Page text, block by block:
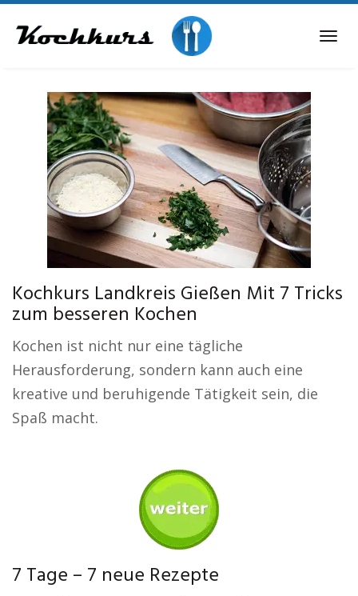
Kochkurs Landkreis Gießen Mit 7 Tricks
zum besseren Kochen
Kochen ist nicht nur eine tägliche
Herausforderung, sondern kann auch eine
kreative und beruhigende Tätigkeit sein, die
Spaß macht.
7 Tage – 7 neue Rezepte